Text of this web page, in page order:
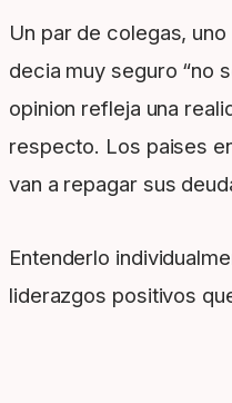
Un par de colegas,
decia muy seguro “no
opinion refleja una
respecto. Los paises
van a repagar sus
Entenderlo
liderazgos positivos